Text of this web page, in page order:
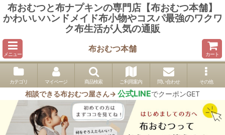
布おむつと布ナプキンの専門店【布おむつ本舗】
かわいいハンドメイド布小物やコスパ最強のワクワ
ク布生活が人気の通販
メニュー
布おむつ本舗
カート
カテゴリ マイページ 商品検索 ご利用案内 問い合わせ その他
相談できる布おむつ屋さん→ 公式LINEでクーポンGET